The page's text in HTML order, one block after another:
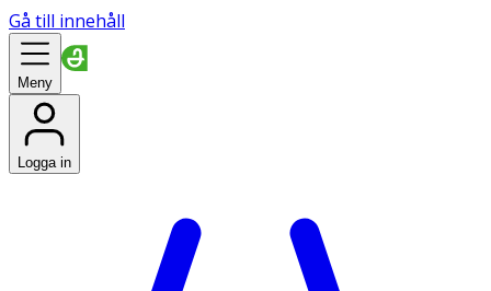
Gå till innehåll
Meny
Logga in